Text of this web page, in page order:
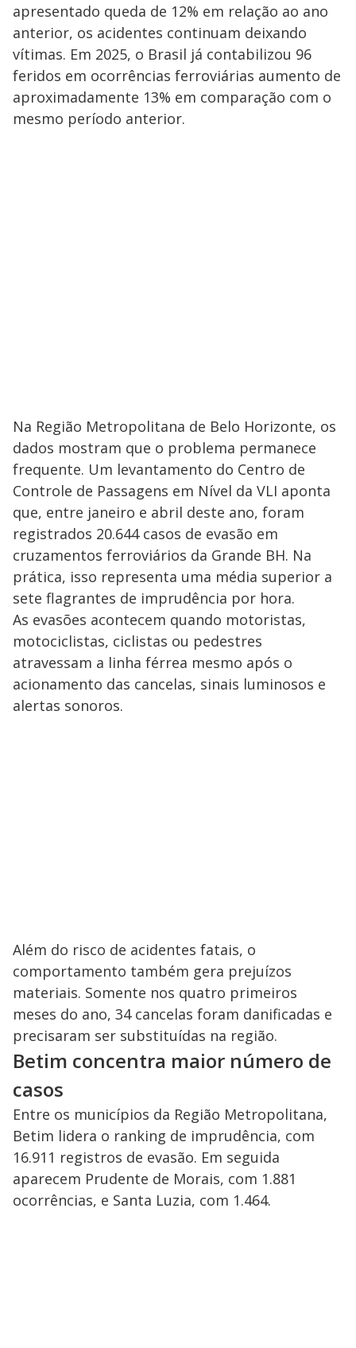
apresentado queda de 12% em relação ao ano
anterior, os acidentes continuam deixando
vítimas. Em 2025, o Brasil já contabilizou 96
feridos em ocorrências ferroviárias aumento de
aproximadamente 13% em comparação com o
mesmo período anterior.
Na Região Metropolitana de Belo Horizonte, os
dados mostram que o problema permanece
frequente. Um levantamento do Centro de
Controle de Passagens em Nível da VLI aponta
que, entre janeiro e abril deste ano, foram
registrados 20.644 casos de evasão em
cruzamentos ferroviários da Grande BH. Na
prática, isso representa uma média superior a
sete flagrantes de imprudência por hora.
As evasões acontecem quando motoristas,
motociclistas, ciclistas ou pedestres
atravessam a linha férrea mesmo após o
acionamento das cancelas, sinais luminosos e
alertas sonoros.
Além do risco de acidentes fatais, o
comportamento também gera prejuízos
materiais. Somente nos quatro primeiros
meses do ano, 34 cancelas foram danificadas e
precisaram ser substituídas na região.
Betim concentra maior número de
casos
Entre os municípios da Região Metropolitana,
Betim lidera o ranking de imprudência, com
16.911 registros de evasão. Em seguida
aparecem Prudente de Morais, com 1.881
ocorrências, e Santa Luzia, com 1.464.